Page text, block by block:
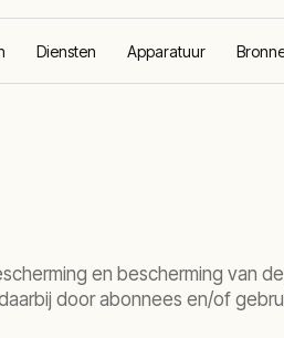
Diensten Apparatuur
en bescherming van
door abonnees en/of